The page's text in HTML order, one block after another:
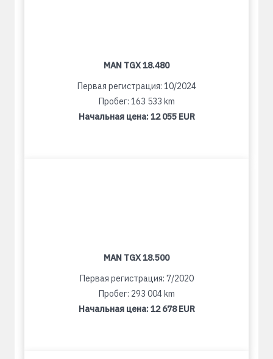
MAN TGX 18.480
Первая регистрация: 10/2024
Пробег: 163 533 km
Начальная цена:12 055 EUR
MAN TGX 18.500
Первая регистрация: 7/2020
Пробег: 293 004 km
Начальная цена:12 678 EUR